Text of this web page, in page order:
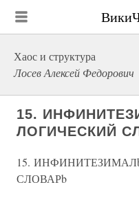
Хаос и структура
Лосев Алексей Федорович
15.
ЛОГИЧЕСКИЙ
15.
СЛОВАРb